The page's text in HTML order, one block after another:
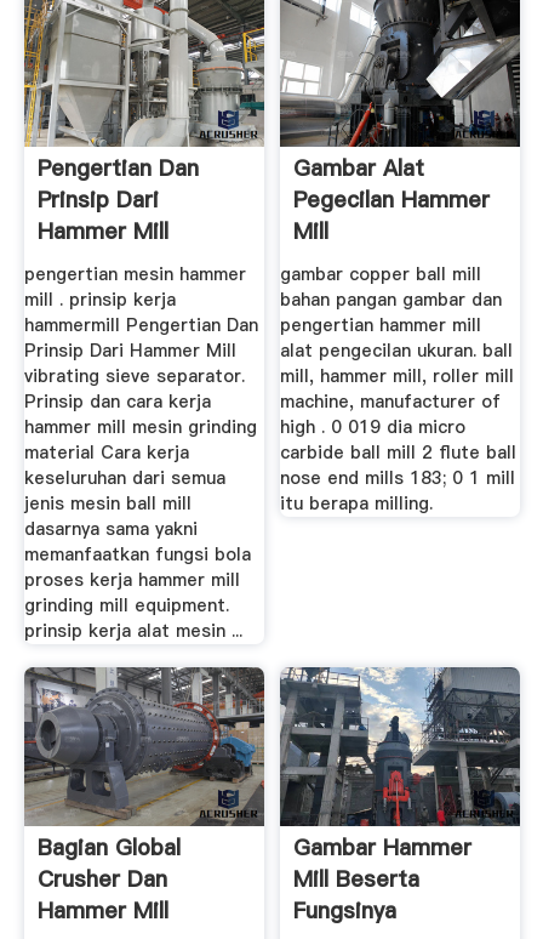
Pengertian Dan
Prinsip Dari
Hammer Mill
pengertian mesin hammer
mill . prinsip kerja
hammermill Pengertian Dan
Prinsip Dari Hammer Mill
vibrating sieve separator.
Prinsip dan cara kerja
hammer mill mesin grinding
material Cara kerja
keseluruhan dari semua
jenis mesin ball mill
dasarnya sama yakni
memanfaatkan fungsi bola
proses kerja hammer mill
grinding mill equipment.
prinsip kerja alat mesin ...
Gambar Alat
Pegecilan Hammer
Mill
gambar copper ball mill
bahan pangan gambar dan
pengertian hammer mill
alat pengecilan ukuran. ball
mill, hammer mill, roller mill
machine, manufacturer of
high . 0 019 dia micro
carbide ball mill 2 flute ball
nose end mills 183; 0 1 mill
itu berapa milling.
Bagian Global
Crusher Dan
Hammer Mill
Gambar Hammer
Mill Beserta
Fungsinya